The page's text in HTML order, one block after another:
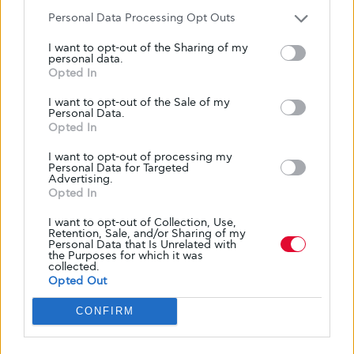
Personal Data Processing Opt Outs
I want to opt-out of the Sharing of my
personal data.
Opted In
I want to opt-out of the Sale of my
Personal Data.
Opted In
I want to opt-out of processing my
Personal Data for Targeted
Advertising.
Opted In
I want to opt-out of Collection, Use,
Retention, Sale, and/or Sharing of my
Personal Data that Is Unrelated with
the Purposes for which it was
collected.
Opted Out
CONFIRM
ΕΠΙΠΛΟΚΈΣ
Η σωστή διαχείριση του διαβήτη